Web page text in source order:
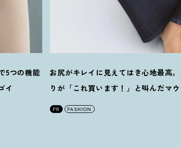
5つの機能
イ
お尻がキレイに見えてはき心地最高
りが「これ買います ！ 」と叫んだマ
PR FASHION